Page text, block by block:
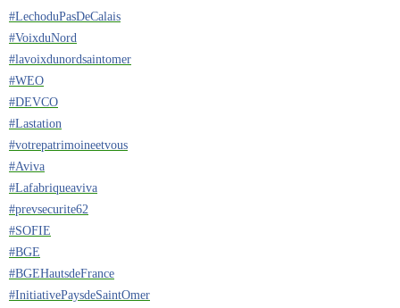
#LechoduPasDeCalais
#VoixduNord
#lavoixdunordsaintomer
#WEO
#DEVCO
#Lastation
#votrepatrimoineetvous
#Aviva
#Lafabriqueaviva
#prevsecurite62
#SOFIE
#BGE
#BGEHautsdeFrance
#InitiativePaysdeSaintOmer